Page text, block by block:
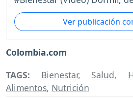
Ver publicación
Colombia.com
TAGS: Bienestar, Salud,
Alimentos, Nutrición